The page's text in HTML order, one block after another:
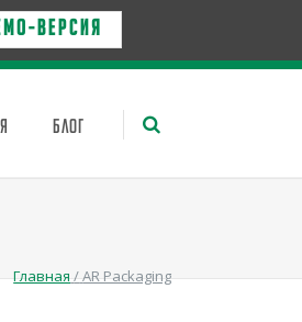
М О - в е р с и я
БЛОГ
Главная/AR Packaging